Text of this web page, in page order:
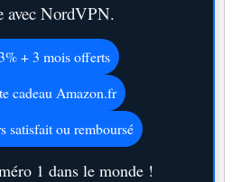
avec NordVPN.
+ 3 mois offerts
cadeau Amazon.fr
satisfait ou remboursé
1 dans le monde !